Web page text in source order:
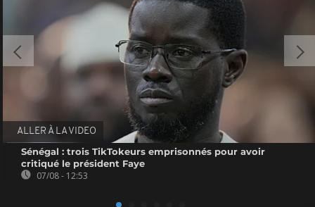
ALLER À LA VIDEO
Sénégal : trois TikTokeurs emprisonnés pour avoir
critiqué le président Faye
07/08 - 12:53